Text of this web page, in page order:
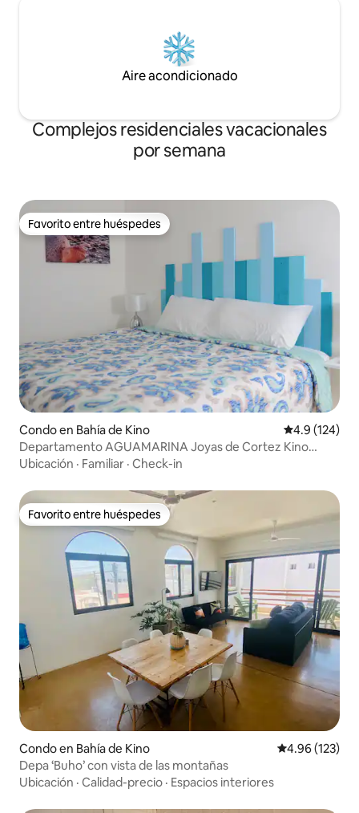
Aire acondicionado
Complejos residenciales vacacionales
por semana
Favorito entre huéspedes
Favorito entre huéspedes
Condo en Bahía de Kino Calificación
4.9 (124)
Departamento AGUAMARINA Joyas de Cortez Kino
Nuevo
Ubicación · Familiar · Check-in
Favorito entre huéspedes
Favorito entre huéspedes
Condo en Bahía de Kino Calificación
4.96 (123)
Depa ‘Buho’ con vista de las montañas
Ubicación · Calidad-precio · Espacios interiores